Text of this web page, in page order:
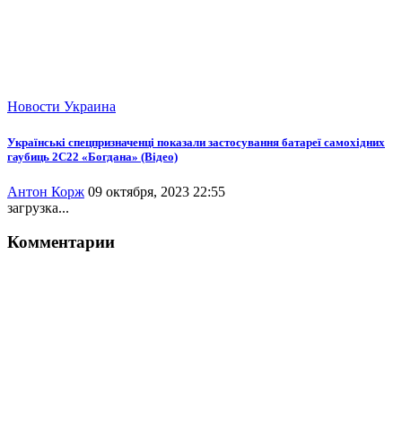
Новости Украина
Українські спецпризначенці показали застосування батареї самохідних
гаубиць 2С22 «Богдана» (Відео)
Антон Корж 09 октября, 2023 22:55
загрузка...
Комментарии